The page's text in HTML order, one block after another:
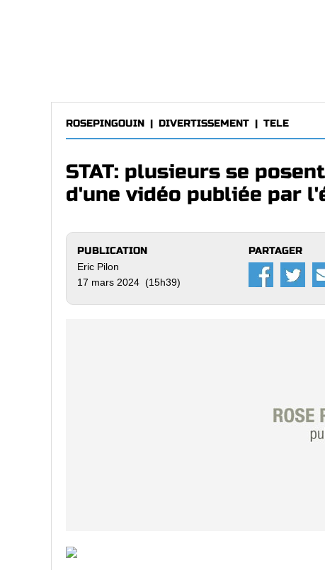
ROSEPINGOUIN | DIVERTISSEMENT | TELE
STAT: plusieurs se
d'une vidéo publiée par
PUBLICATION
Eric Pilon
17 mars 2024 (15h39)
PARTAGER